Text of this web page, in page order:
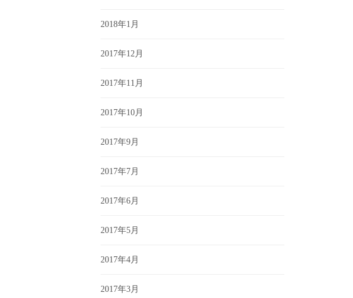
2018年1月
2017年12月
2017年11月
2017年10月
2017年9月
2017年7月
2017年6月
2017年5月
2017年4月
2017年3月